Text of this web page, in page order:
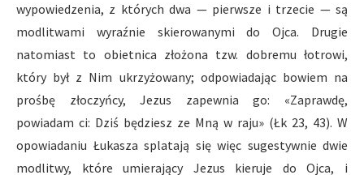
wypowiedzenia, z których dwa — pierwsze i trzecie — są
modlitwami wyraźnie skierowanymi do Ojca. Drugie
natomiast to obietnica złożona tzw. dobremu łotrowi,
który był z Nim ukrzyżowany; odpowiadając bowiem na
prośbę złoczyńcy, Jezus zapewnia go: «Zaprawdę,
powiadam ci: Dziś będziesz ze Mną w raju» (Łk 23, 43). W
opowiadaniu Łukasza splatają się więc sugestywnie dwie
modlitwy, które umierający Jezus kieruje do Ojca, i